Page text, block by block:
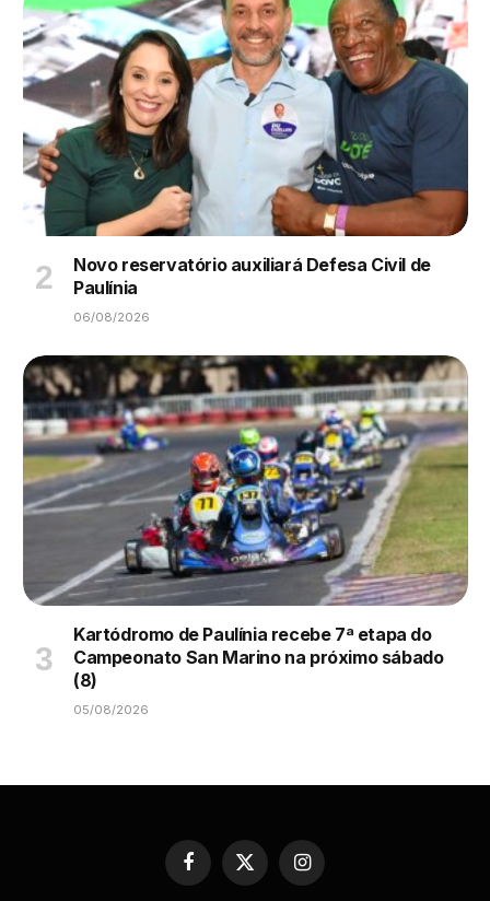
Novo reservatório auxiliará Defesa Civil de
Paulínia
06/08/2026
Kartódromo de Paulínia recebe 7ª etapa do
Campeonato San Marino na próximo sábado
(8)
05/08/2026
Facebook
X
(Twitter)
Instagram